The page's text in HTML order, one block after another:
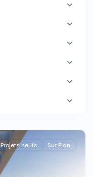
Projets neufs Sur Plan